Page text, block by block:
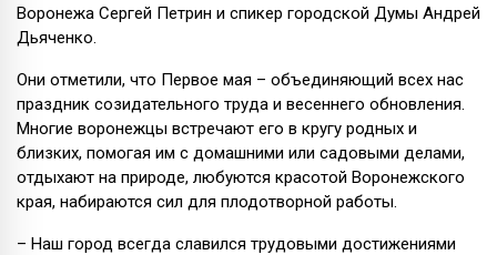
Воронежа Сергей Петрин и спикер городской Думы Андрей
Дьяченко.
Они отметили, что Первое мая – объединяющий всех нас
праздник созидательного труда и весеннего обновления.
Многие воронежцы встречают его в кругу родных и
близких, помогая им с домашними или садовыми делами,
отдыхают на природе, любуются красотой Воронежского
края, набираются сил для плодотворной работы.
– Наш город всегда славился трудовыми достижениями